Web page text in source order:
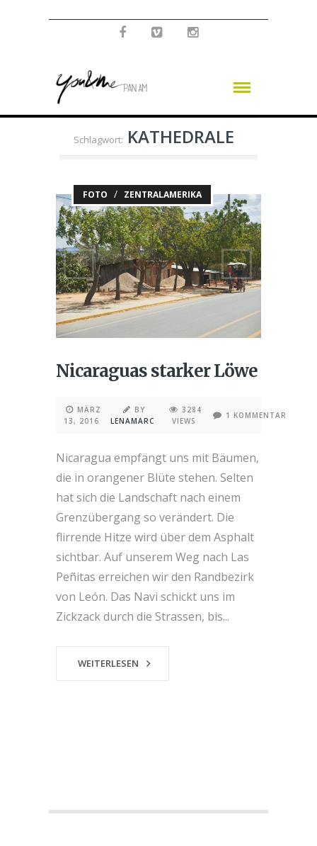
Schlagwort: KATHEDRALE
FOTO / ZENTRALAMERIKA
Nicaraguas starker Löwe
MÄRZ
13, 2016
BY
LENAMARC
3284
VIEWS
1 KOMMENTAR
Nicaragua empfängt uns mit Bäumen,
die in orangener Blüte stehen. Selten
hat sich die Landschaft nach einem
Grenzübergang so verändert. Die
flirrende Hitze wird über dem Asphalt
sichtbar. Auf unserem Weg nach Las
Peñitas erreichen wir den Randbezirk
von León. Das Navi schickt uns im
Zickzack durch die Strassen, bis...
WEITERLESEN